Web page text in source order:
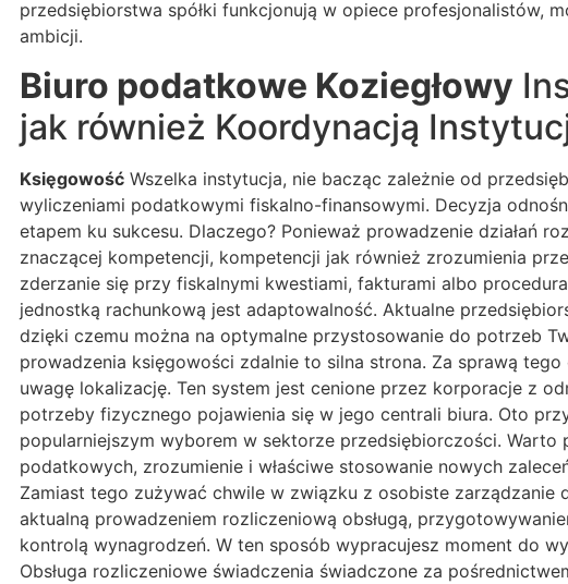
przedsiębiorstwa spółki funkcjonują w opiece profesjonalistów,
ambicji.
Biuro podatkowe Koziegłowy
jak również Koordynacją
Księgowość Wszelka instytucja, nie bacząc zależnie od
wyliczeniami podatkowymi fiskalno-finansowymi. Decyzja
etapem ku sukcesu. Dlaczego? Ponieważ prowadzenie działań
znaczącej kompetencji, kompetencji jak również zrozumienia
zderzanie się przy fiskalnymi kwestiami, fakturami albo
jednostką rachunkową jest adaptowalność. Aktualne
dzięki czemu można na optymalne przystosowanie do potrzeb
prowadzenia księgowości zdalnie to silna strona. Za sprawą
uwagę lokalizację. Ten system jest cenione przez korporacje z
potrzeby fizycznego pojawienia się w jego centrali biura. Oto
popularniejszym wyborem w sektorze przedsiębiorczości.
podatkowych, zrozumienie i właściwe stosowanie nowych
Zamiast tego zużywać chwile w związku z osobiste zarządzanie
aktualną prowadzeniem rozliczeniową obsługą,
kontrolą wynagrodzeń. W ten sposób wypracujesz moment do
Obsługa rozliczeniowe świadczenia świadczone za